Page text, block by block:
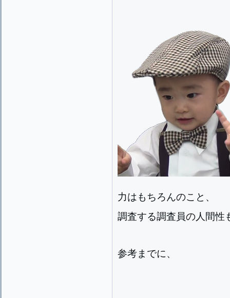
力はもちろんのこと、
調査する調査員の人間性
参考までに、